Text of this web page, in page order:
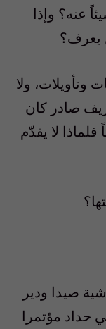
عنه؟ وإذا
يعرف؟
وتأويلات، ولا
صادر كان
لا يقدّم
أبرشية صيدا ودير
حداد مؤتمرا